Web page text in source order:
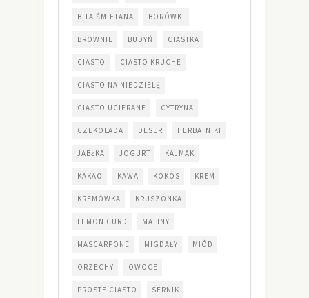
BITA ŚMIETANA BORÓWKI
BROWNIE BUDYŃ CIASTKA
CIASTO CIASTO KRUCHE
CIASTO NA NIEDZIELĘ
CIASTO UCIERANE CYTRYNA
CZEKOLADA DESER HERBATNIKI
JABŁKA JOGURT KAJMAK
KAKAO KAWA KOKOS KREM
KREMÓWKA KRUSZONKA
LEMON CURD MALINY
MASCARPONE MIGDAŁY MIÓD
ORZECHY OWOCE
PROSTE CIASTO SERNIK